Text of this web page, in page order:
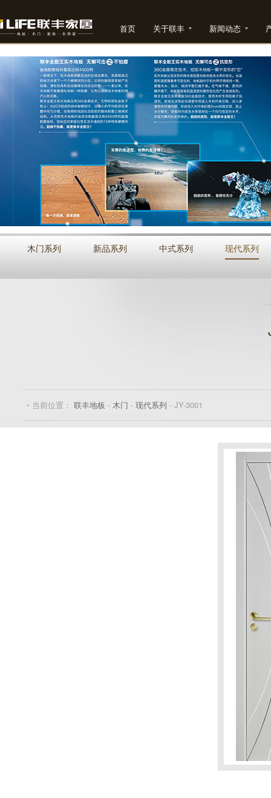
首页 关于联丰 新闻动态
木门系列 新品系列 中式系列 现代系列
◦ 当前位置： 联丰地板 - 木门 - 现代系列 - JY-3001